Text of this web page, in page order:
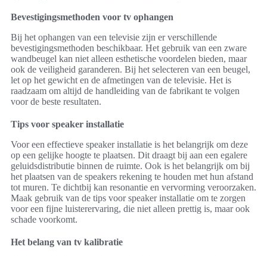
Bevestigingsmethoden voor tv ophangen
Bij het ophangen van een televisie zijn er verschillende
bevestigingsmethoden beschikbaar. Het gebruik van een zware
wandbeugel kan niet alleen esthetische voordelen bieden, maar
ook de veiligheid garanderen. Bij het selecteren van een beugel,
let op het gewicht en de afmetingen van de televisie. Het is
raadzaam om altijd de handleiding van de fabrikant te volgen
voor de beste resultaten.
Tips voor speaker installatie
Voor een effectieve speaker installatie is het belangrijk om deze
op een gelijke hoogte te plaatsen. Dit draagt bij aan een egalere
geluidsdistributie binnen de ruimte. Ook is het belangrijk om bij
het plaatsen van de speakers rekening te houden met hun afstand
tot muren. Te dichtbij kan resonantie en vervorming veroorzaken.
Maak gebruik van de tips voor speaker installatie om te zorgen
voor een fijne luisterervaring, die niet alleen prettig is, maar ook
schade voorkomt.
Het belang van tv kalibratie